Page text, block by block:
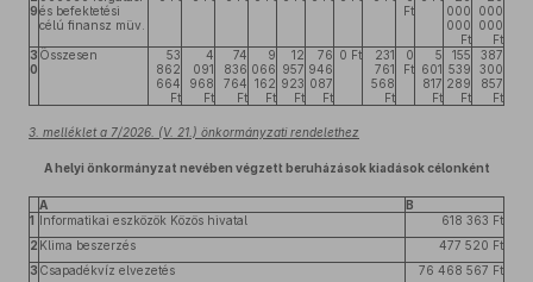
9és befektetési
célú finansz müv.
Ft
000
000
Ft
000
000
Ft
3
0
Összesen
53
862
664
Ft
4
091
968
Ft
74
836
764
Ft
9
066
162
Ft
12
957
923
Ft
76
946
087
Ft
0 Ft
231
761
568
Ft
0
Ft
5
601
817
Ft
155
539
289
Ft
387
300
857
Ft
3. melléklet a 7/2026. (V. 21.) önkormányzati rendelethez
A helyi önkormányzat nevében végzett beruházások kiadások célonként
A
B
1 Informatikai eszközök Közös hivatal
618 363 Ft
2 Klima beszerzés
477 520 Ft
3 Csapadékvíz elvezetés
76 468 567 Ft